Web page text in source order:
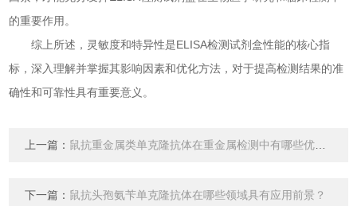
的重要作用。
综上所述，灵敏度和特异性是ELISA检测试剂盒性能的核心指
标，深入理解并掌握其影响因素和优化方法，对于提高检测结果的准
确性和可靠性具有重要意义。
上一篇： 鼠抗重金属类单克隆抗体在重金属检测中有哪些优势？
下一篇： 鼠抗头孢氨苄单克隆抗体在哪些领域具有应用前景？